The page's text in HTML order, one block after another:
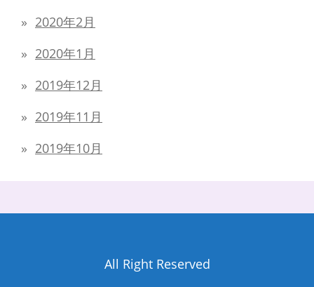
2020年2月
2020年1月
2019年12月
2019年11月
2019年10月
All Right Reserved